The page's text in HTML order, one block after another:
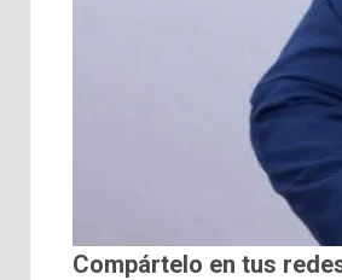
Compártelo en tus